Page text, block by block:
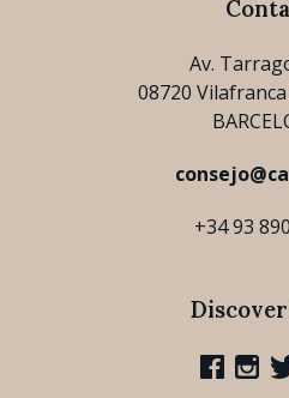
Av.
08720
+34 93